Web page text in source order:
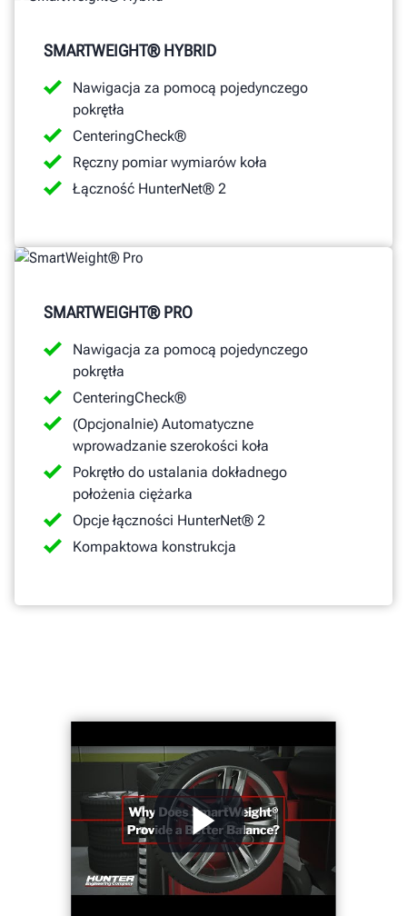
SMARTWEIGHT® HYBRID
Nawigacja za pomocą pojedynczego
pokrętła
CenteringCheck®
Ręczny pomiar wymiarów koła
Łączność HunterNet® 2
SMARTWEIGHT® PRO
Nawigacja za pomocą pojedynczego
pokrętła
CenteringCheck®
(Opcjonalnie) Automatyczne
wprowadzanie szerokości koła
Pokrętło do ustalania dokładnego
położenia ciężarka
Opcje łączności HunterNet® 2
Kompaktowa konstrukcja